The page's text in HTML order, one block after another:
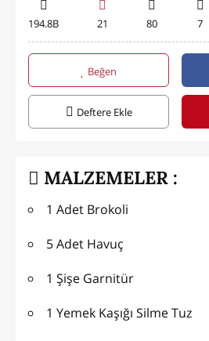
194.8B 21 80 7
Beğen
Deftere Ekle
MALZEMELER :
1 Adet Brokoli
5 Adet Havuç
1 Şişe Garnitür
1 Yemek Kaşığı Silme Tuz